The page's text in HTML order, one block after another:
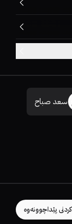
سعد صباح
پێداچوونەوە